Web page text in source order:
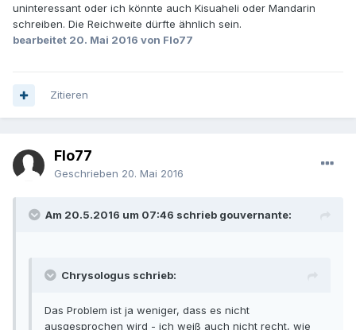
uninteressant oder ich könnte auch Kisuaheli oder Mandarin
schreiben. Die Reichweite dürfte ähnlich sein.
bearbeitet 20. Mai 2016 von Flo77
Zitieren
Flo77
Geschrieben 20. Mai 2016
Am 20.5.2016 um 07:46 schrieb gouvernante:
Chrysologus schrieb:
Das Problem ist ja weniger, dass es nicht
ausgesprochen wird - ich weiß auch nicht recht, wie